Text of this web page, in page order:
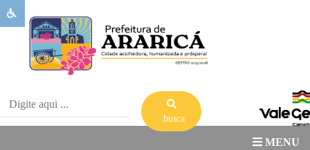
busca
MENU
Sobre
Ararica
Governo
Publicações
Transparência